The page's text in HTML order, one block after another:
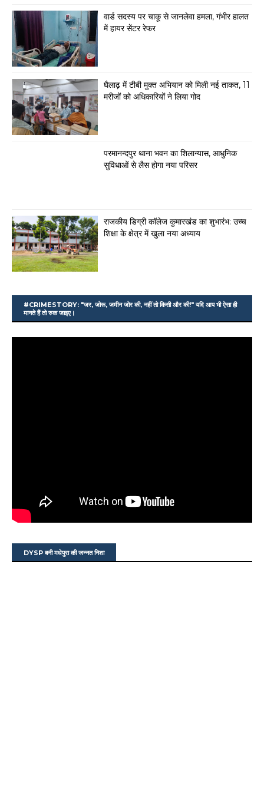
वार्ड सदस्य पर चाकू से जानलेवा हमला, गंभीर हालत
में हायर सेंटर रेफर
घैलाढ़ में टीबी मुक्त अभियान को मिली नई ताकत, 11
मरीजों को अधिकारियों ने लिया गोद
परमानन्दपुर थाना भवन का शिलान्यास, आधुनिक
सुविधाओं से लैस होगा नया परिसर
राजकीय डिग्री कॉलेज कुमारखंड का शुभारंभ: उच्च
शिक्षा के क्षेत्र में खुला नया अध्याय
#CRIMESTORY: "जर, जोरू, जमीन जोर की, नहीं तो किसी और की!" यदि आप भी ऐसा ही
मानते हैं तो रुक जाइए।
DYSP बनी मधेपुरा की जन्नत निशा